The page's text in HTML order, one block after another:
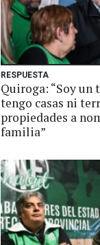
RESPUESTA
Quiroga: “Soy un
tengo casas ni
propiedades a
familia”